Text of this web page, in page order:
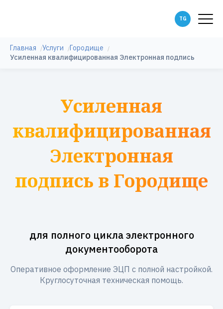
Главная Услуги
Городище
Усиленная квалифицированная Электронная подпись
Усиленная
квалифицированная
Электронная
подпись в Городище
для полного цикла электронного
документооборота
Оперативное оформление ЭЦП с полной настройкой.
Круглосуточная техническая помощь.